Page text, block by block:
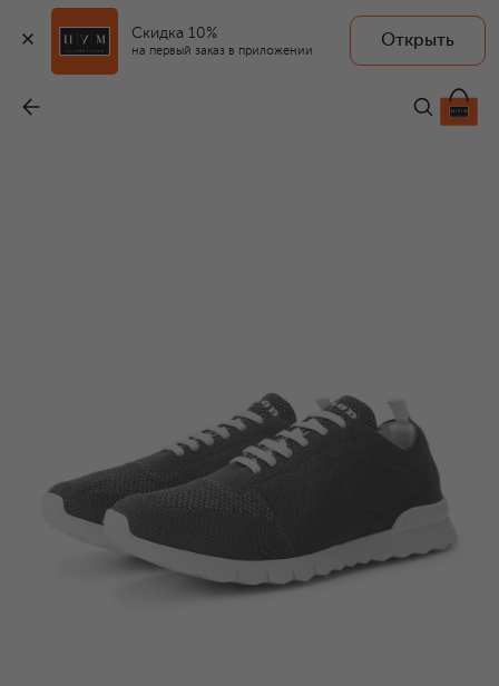
Скидка 10%
на первый заказ в приложении
Открыть
58 750 ₽